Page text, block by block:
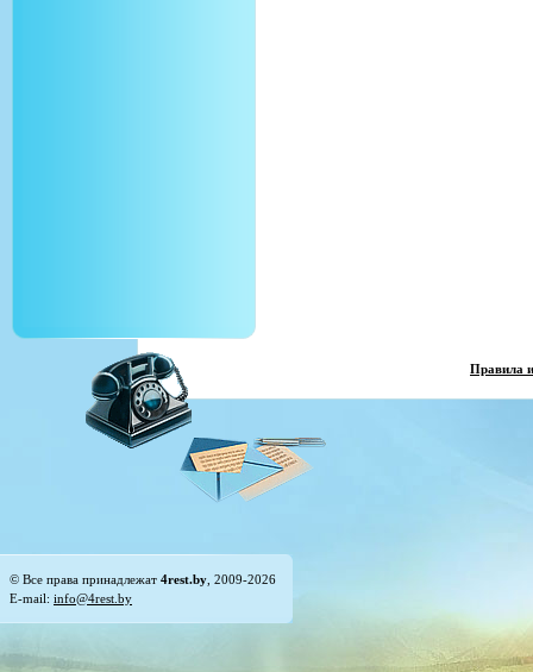
Правила
© Все права принадлежат 4rest.by , 2009-2026
E-mail: info@4rest.by